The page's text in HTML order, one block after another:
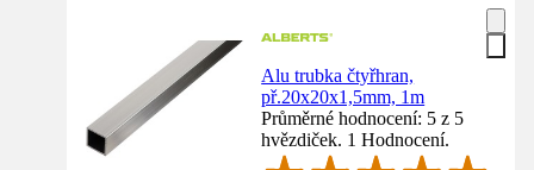
Alu trubka čtyřhran,
př.20x20x1,5mm, 1m
Průměrné hodnocení: 5 z 5
hvězdiček. 1 Hodnocení.